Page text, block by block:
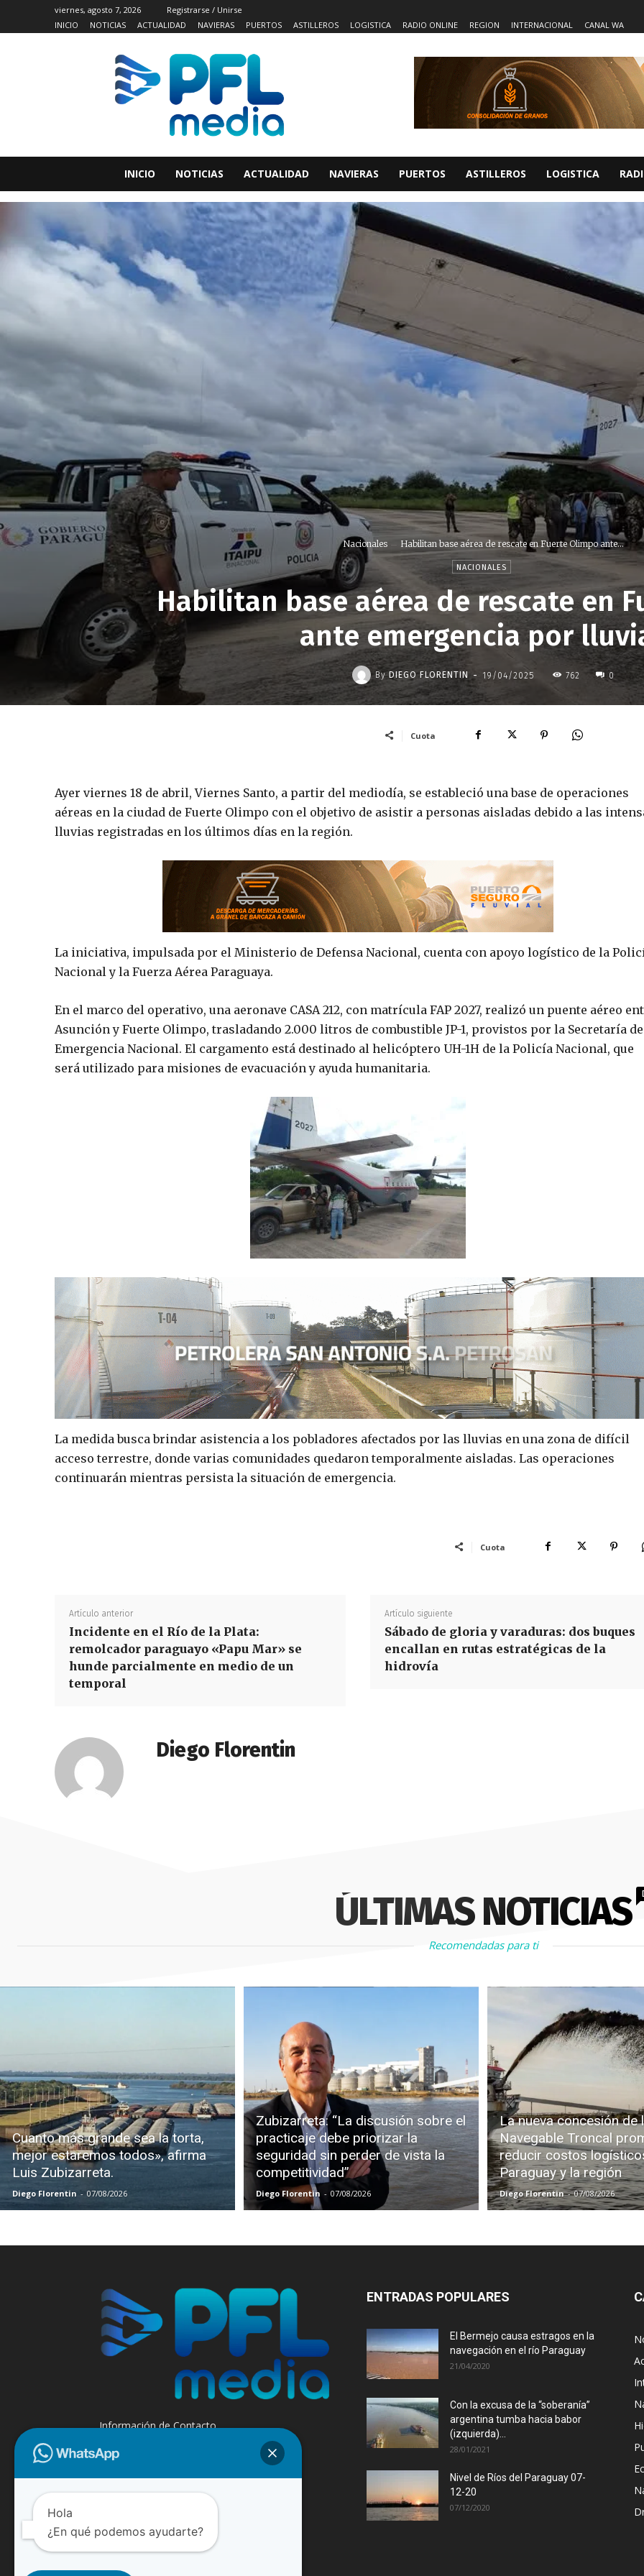
viernes, agosto 7, 2026
Registrarse / Unirse
INICIO
NOTICIAS ACTUALIDAD NAVIERAS PUERTOS ASTILLEROS LOGISTICA RADIO ONLINE REGION INTERNACIONAL CANAL WA
INICIO NOTICIAS ACTUALIDAD NAVIERAS PUERTOS ASTILLEROS LOGISTICA
Nacionales Habilitan base aérea de rescate en Fuerte Olimpo ante...
NACIONALES
Habilitan base aérea de rescate en
ante emergencia por
By DIEGO FLORENTIN - 19/04/2025 762 0
Cuota
Ayer viernes 18 de abril, Viernes Santo, a partir del mediodía, se estableció una base de operaciones
aéreas en la ciudad de Fuerte Olimpo con el objetivo de asistir a personas aisladas debido a las
lluvias registradas en los últimos días en la región.
La iniciativa, impulsada por el Ministerio de Defensa Nacional, cuenta con apoyo logístico de la
Nacional y la Fuerza Aérea Paraguaya.
En el marco del operativo, una aeronave CASA 212, con matrícula FAP 2027, realizó un puente aéreo
Asunción y Fuerte Olimpo, trasladando 2.000 litros de combustible JP-1, provistos por la Secretaría de
Emergencia Nacional. El cargamento está destinado al helicóptero UH-1H de la Policía Nacional, que
será utilizado para misiones de evacuación y ayuda humanitaria.
La medida busca brindar asistencia a los pobladores afectados por las lluvias en una zona de difícil
acceso terrestre, donde varias comunidades quedaron temporalmente aisladas. Las operaciones
continuarán mientras persista la situación de emergencia.
Cuota
Artículo anterior
Incidente en el Río de la Plata:
remolcador paraguayo «Papu Mar» se
hunde parcialmente en medio de un
temporal
Artículo siguiente
Sábado de gloria y varaduras: dos buques
encallan en rutas estratégicas de la
hidrovía
Diego Florentin
ÚLTIMAS NOTICIAS
Recomendadas para ti
Cuanto más grande sea la torta,
mejor estaremos todos», afirma
Luis Zubizarreta.
Diego Florentin - 07/08/2026
Zubizarreta: “La discusión sobre el
practicaje debe priorizar la
seguridad sin perder de vista la
competitividad”
Diego Florentin - 07/08/2026
La nueva concesión de
Navegable Troncal
reducir costos
Paraguay y la región
Diego Florentin - 07/08/2026
Información de Contacto
+595 985 947508 - +595 984 509299
ENTRADAS POPULARES
El Bermejo causa estragos en la
navegación en el río Paraguay
21/04/2020
Con la excusa de la “soberanía”
argentina tumba hacia babor
(izquierda)...
28/01/2021
Nivel de Ríos del Paraguay 07-
12-20
07/12/2020
Hola
¿En qué podemos ayudarte?